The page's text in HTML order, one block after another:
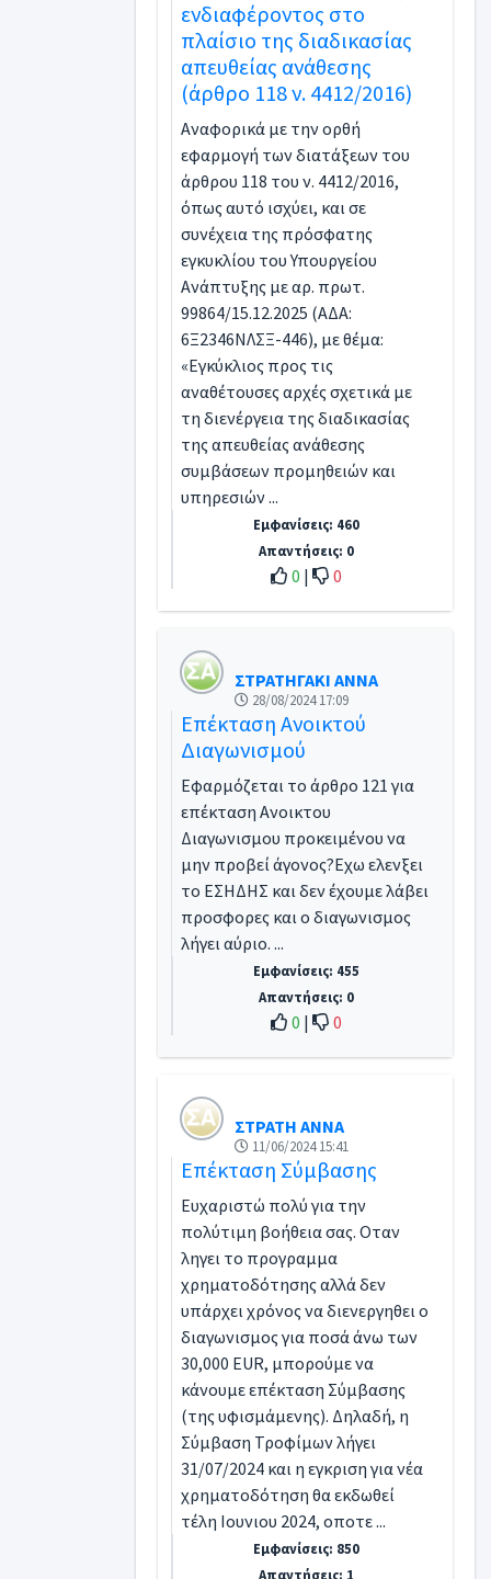
ενδιαφέροντος στο
πλαίσιο της διαδικασίας
απευθείας ανάθεσης
(άρθρο 118 ν. 4412/2016)
Aναφορικά με την ορθή
εφαρμογή των διατάξεων του
άρθρου 118 του ν. 4412/2016,
όπως αυτό ισχύει, και σε
συνέχεια της πρόσφατης
εγκυκλίου του Υπουργείου
Ανάπτυξης με αρ. πρωτ.
99864/15.12.2025 (ΑΔΑ:
6Ξ2346ΝΛΣΞ-446), με θέμα:
«Εγκύκλιος προς τις
αναθέτουσες αρχές σχετικά με
τη διενέργεια της διαδικασίας
της απευθείας ανάθεσης
συμβάσεων προμηθειών και
υπηρεσιών ...
Εμφανίσεις: 460
Απαντήσεις: 0
0 | 0
ΣΤΡΑΤΗΓΑΚΙ ΑΝΝΑ
28/08/2024 17:09
Επέκταση Ανοικτού
Διαγωνισμού
Εφαρμόζεται το άρθρο 121 για
επέκταση Ανοικτου
Διαγωνισμου προκειμένου να
μην προβεί άγονος?Εχω ελενξει
το ΕΣΗΔΗΣ και δεν έχουμε λάβει
προσφορες και ο διαγωνισμος
λήγει αύριο. ...
Εμφανίσεις: 455
Απαντήσεις: 0
0 | 0
ΣΤΡΑΤΗ ΑΝΝΑ
11/06/2024 15:41
Επέκταση Σύμβασης
Ευχαριστώ πολύ για την
πολύτιμη βοήθεια σας. Οταν
ληγει το προγραμμα
χρηματοδότησης αλλά δεν
υπάρχει χρόνος να διενεργηθει ο
διαγωνισμος για ποσά άνω των
30,000 EUR, μπορούμε να
κάνουμε επέκταση Σύμβασης
(της υφισμάμενης). Δηλαδή, η
Σύμβαση Τροφίμων λήγει
31/07/2024 και η εγκριση για νέα
χρηματοδότηση θα εκδωθεί
τέλη Ιουνιου 2024, οποτε ...
Εμφανίσεις: 850
Απαντήσεις: 1